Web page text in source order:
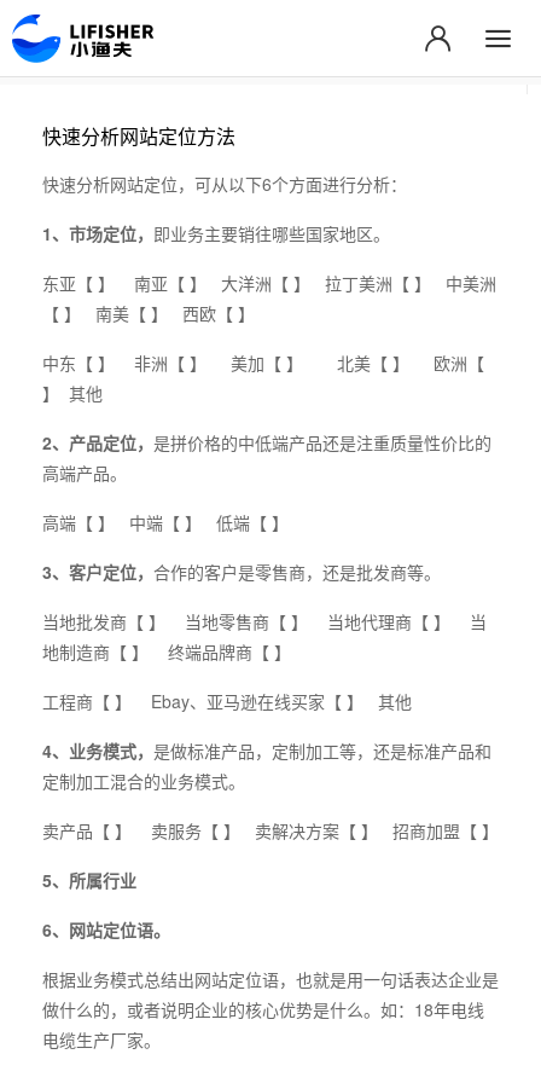
快速分析网站定位方法
快速分析网站定位，可从以下6个方面进行分析：
1、市场定位， 即业务主要销往哪些国家地区。
东亚【 】 南亚【 】 大洋洲【 】 拉丁美洲【 】 中美洲
【 】 南美【 】 西欧【 】
中东【 】 非洲【 】 美加【 】 北美【 】 欧洲【
】 其他
2、产品定位， 是拼价格的中低端产品还是注重质量性价比的
高端产品。
高端【 】 中端【 】 低端【 】
3、客户定位， 合作的客户是零售商，还是批发商等。
当地批发商【 】 当地零售商【 】 当地代理商【 】 当
地制造商【 】 终端品牌商【 】
工程商【 】 Ebay、亚马逊在线买家【 】 其他
4、业务模式， 是做标准产品，定制加工等，还是标准产品和
定制加工混合的业务模式。
卖产品【 】 卖服务【 】 卖解决方案【 】 招商加盟【 】
5、所属行业
6、网站定位语。
根据业务模式总结出网站定位语，也就是用一句话表达企业是
做什么的，或者说明企业的核心优势是什么。如：18年电线
电缆生产厂家。